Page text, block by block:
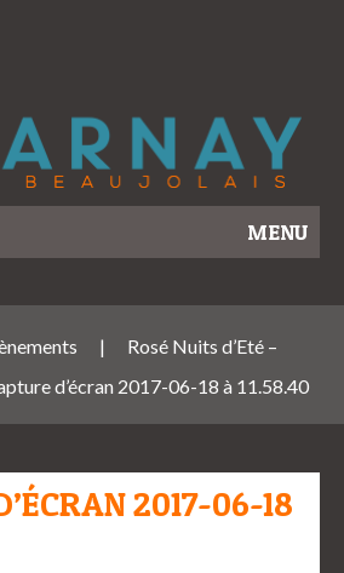
MENU
|
Rosé Nuits d’Eté –
d’écran 2017-06-18 à 11.58.40
2017-06-18